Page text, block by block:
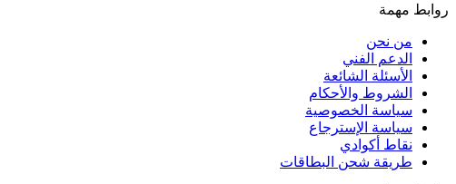
روابط مهمة
من نحن
الدعم الفني
الأسئلة الشائعة
الشروط والأحكام
سياسة الخصوصية
سياسة الإسترجاع
نقاط أكوادي
طريقة شحن البطاقات